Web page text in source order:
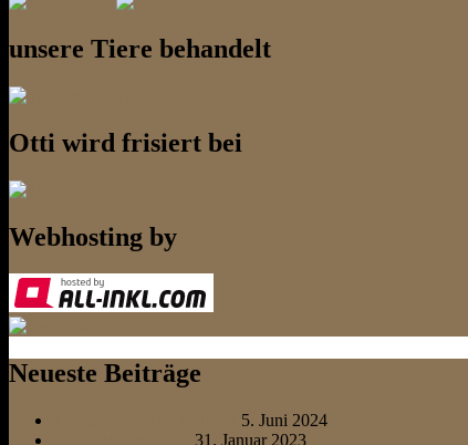
unsere Tiere behandelt
Otti wird frisiert bei
Webhosting by
Neueste Beiträge
5. Juni 2024
31. Januar 2023